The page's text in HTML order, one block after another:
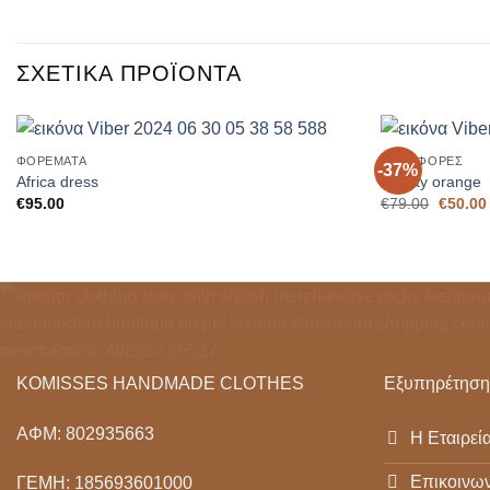
ΣΧΕΤΙΚΆ ΠΡΟΪΌΝΤΑ
ΦΟΡΈΜΑΤΑ
Africa dress
€95.00
-37%
ΠΡΟΣΦΟΡΈΣ
Liberty orange
€79.00 Original
€50.00Η
KOMISSES HANDMADE CLOTHES
ΑΦΜ: 802935663
ΓΕΜΗ: 185693601000
Η